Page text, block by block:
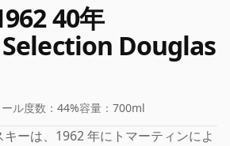
40年
Douglas
ル度数： 44%容量： 700ml
ーは、1962 年にトマーティンによ